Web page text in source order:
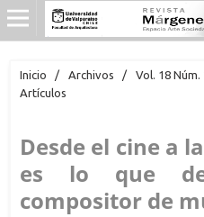
Inicio / Archivos / Vol. 18 Núm.
Artículos
Desde el cine a
es lo que
compositor de